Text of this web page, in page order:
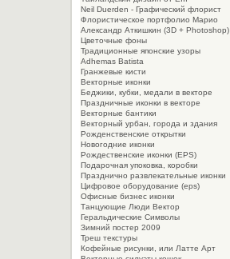
Neil Duerden - Графический флорист
Флористическое портфолио Марио
Александр Аткишкин (3D + Photoshop)
Цветочные фоны
Традиционные японские узоры
Adhemas Batista
Гранжевые кисти
Векторные иконки
Беджики, кубки, медали в векторе
Праздничные иконки в векторе
Векторные бантики
Векторный урбан, города и здания
Рожденственские открытки
Новогодние иконки
Рождественские иконки (EPS)
Подарочная упоковка, коробки
Празднично развлекательные иконки
Цифровое оборудование (eps)
Офисные бизнес иконки
Танцующие Люди Вектор
Геральдические Символы
Зимний постер 2009
Треш текстуры
Кофейные рисунки, или Латте Арт